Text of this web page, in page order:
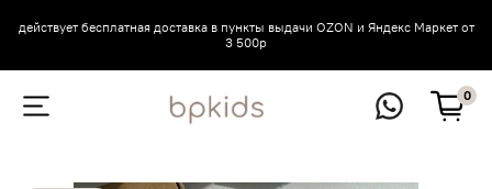
действует бесплатная доставка в пункты выдачи OZON и Яндекс Маркет от
3 500р
0